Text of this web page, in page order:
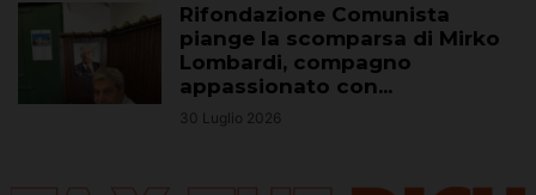
Rifondazione Comunista
piange la scomparsa di Mirko
Lombardi, compagno
appassionato con...
30 Luglio 2026